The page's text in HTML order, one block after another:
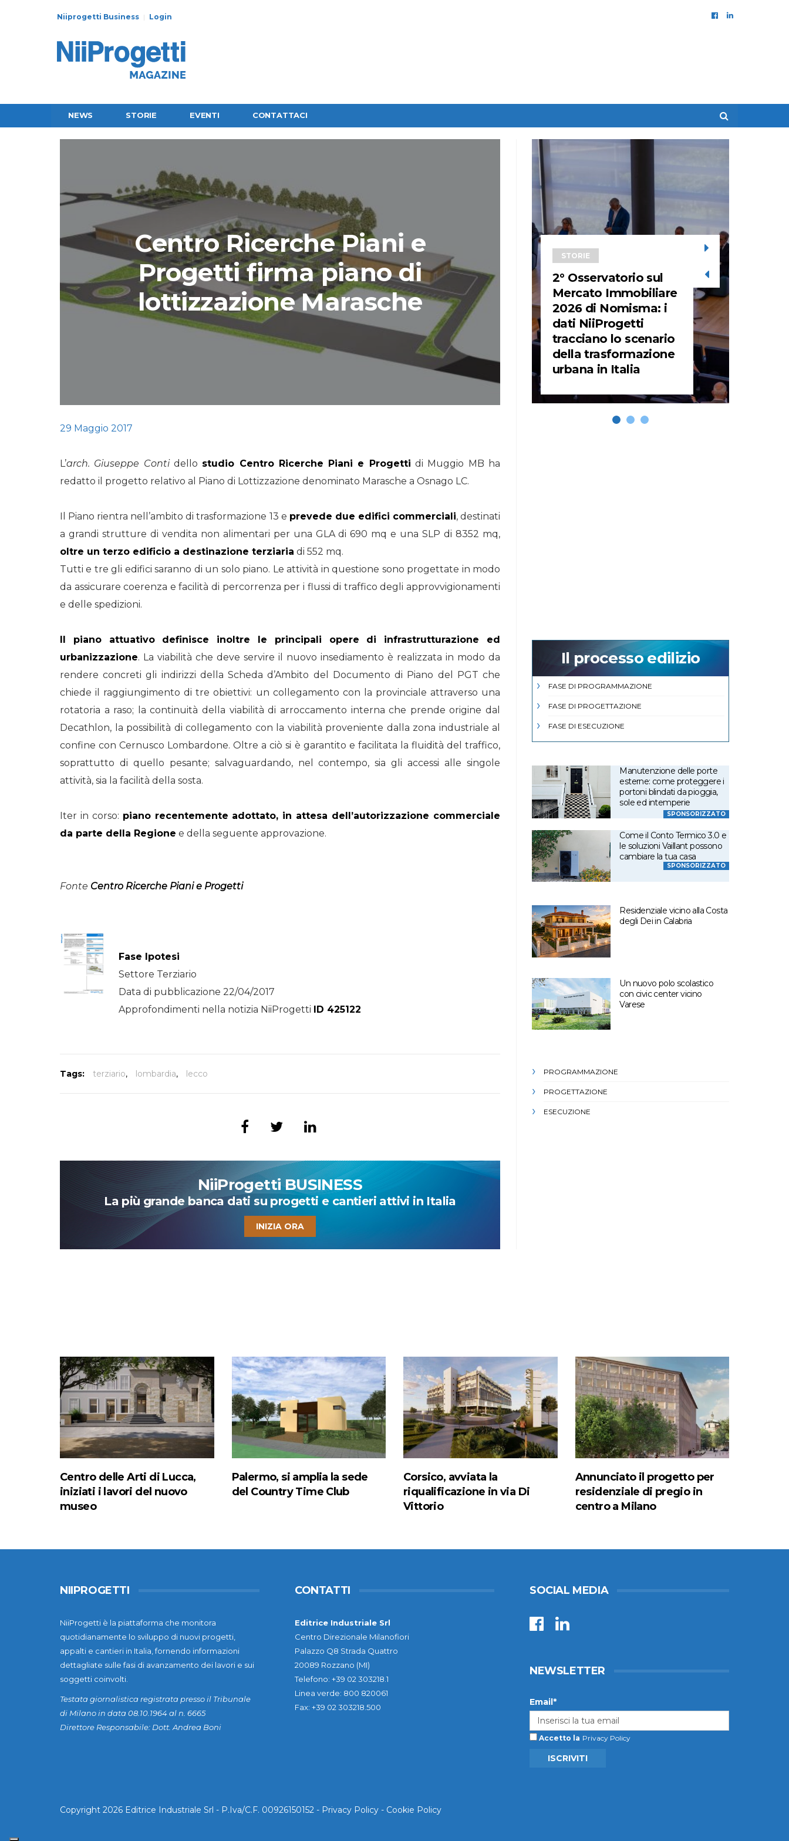
Niiprogetti Business Login
NEWS STORIE EVENTI CONTATTACI
Centro Ricerche Piani e
Progetti firma piano di
lottizzazione Marasche
29 Maggio 2017
L’arch. Giuseppe Contidello studio Centro Ricerche Piani e Progetti di Muggio MB ha
redatto il progetto relativo al Piano di Lottizzazione denominato Marasche a Osnago LC.
Il Piano rientra nell’ambito di trasformazione 13 e prevede due edifici commerciali, destinati
a grandi strutture di vendita non alimentari per una GLA di 690 mq e una SLP di 8352 mq,
oltre un terzo edificio a destinazione terziaria di 552 mq.
Tutti e tre gli edifici saranno di un solo piano. Le attività in questione sono progettate in modo
da assicurare coerenza e facilità di percorrenza per i flussi di traffico degli approvvigionamenti
e delle spedizioni.
Il piano attuativo definisce inoltre le principali opere di infrastrutturazione ed
urbanizzazione. La viabilità che deve servire il nuovo insediamento è realizzata in modo da
rendere concreti gli indirizzi della Scheda d’Ambito del Documento di Piano del PGT che
chiede il raggiungimento di tre obiettivi: un collegamento con la provinciale attraverso una
rotatoria a raso; la continuità della viabilità di arroccamento interna che prende origine dal
Decathlon, la possibilità di collegamento con la viabilità proveniente dalla zona industriale al
confine con Cernusco Lombardone. Oltre a ciò si è garantito e facilitata la fluidità del traffico,
soprattutto di quello pesante; salvaguardando, nel contempo, sia gli accessi alle singole
attività, sia la facilità della sosta.
Iter in corso: piano recentemente adottato, in attesa dell’autorizzazione commerciale
da parte della Regione e della seguente approvazione.
Fonte Centro Ricerche Piani e Progetti
Fase Ipotesi
Settore Terziario
Data di pubblicazione 22/04/2017
Approfondimenti nella notizia NiiProgetti ID 425122
Tags: terziario, lombardia, lecco
NiiProgetti BUSINESS
La più grande banca dati su progetti e cantieri attivi in Italia
INIZIA ORA
STORIE
URBAN
HEADQUARTERS. Il
video del terzo talk di
STORIE
Urban Headquarters:
il workplace che
rigenera la città nel
nuovo talk di
NiiProgetti
STORIE
2° Osservatorio sul
Mercato Immobiliare
2026 di Nomisma: i
dati NiiProgetti
tracciano lo scenario
della trasformazione
urbana in Italia
Il processo edilizio
FASE DI PROGRAMMAZIONE
FASE DI PROGETTAZIONE
FASE DI ESECUZIONE
Manutenzione delle porte
esterne: come proteggere i
portoni blindati da pioggia,
sole ed intemperie
SPONSORIZZATO
Come il Conto Termico 3.0 e
le soluzioni Vaillant possono
cambiare la tua casa
SPONSORIZZATO
Residenziale vicino alla Costa
degli Dei in Calabria
Un nuovo polo scolastico
con civic center vicino
Varese
PROGRAMMAZIONE
PROGETTAZIONE
ESECUZIONE
Centro delle Arti di Lucca,
iniziati i lavori del nuovo
museo
Palermo, si amplia la sede
del Country Time Club
Corsico, avviata la
riqualificazione in via Di
Vittorio
Annunciato il progetto per
residenziale di pregio in
centro a Milano
NIIPROGETTI
NiiProgetti è la piattaforma che monitora
quotidianamente lo sviluppo di nuovi progetti,
appalti e cantieri in Italia, fornendo informazioni
dettagliate sulle fasi di avanzamento dei lavori e sui
soggetti coinvolti.
Testata giornalistica registrata presso il Tribunale
di Milano in data 08.10.1964 al n. 6665
Direttore Responsabile: Dott. Andrea Boni
CONTATTI
Editrice Industriale Srl
Centro Direzionale Milanofiori
Palazzo Q8 Strada Quattro
20089 Rozzano (MI)
Telefono: +39 02 303218.1
Linea verde: 800 820061
Fax: +39 02 303218.500
SOCIAL MEDIA
NEWSLETTER
Email*
Accetto la Privacy Policy
ISCRIVITI
Copyright 2026 Editrice Industriale Srl - P.Iva/C.F. 00926150152 - Privacy Policy - Cookie Policy